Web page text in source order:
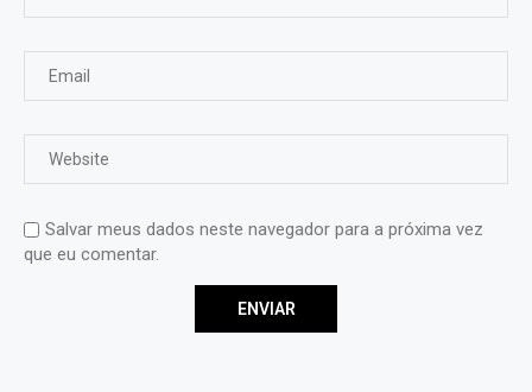
Salvar meus dados neste navegador para a próxima vez
que eu comentar.